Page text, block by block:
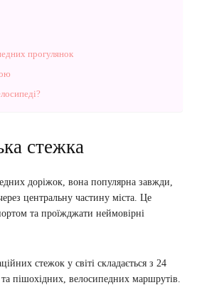
прогулянок
стежка
доріжок, вона популярна завжди,
центральну частину міста. Це
та проїжджати неймовірні
стежок у світі складається з 24
пішохідних, велосипедних маршрутів.